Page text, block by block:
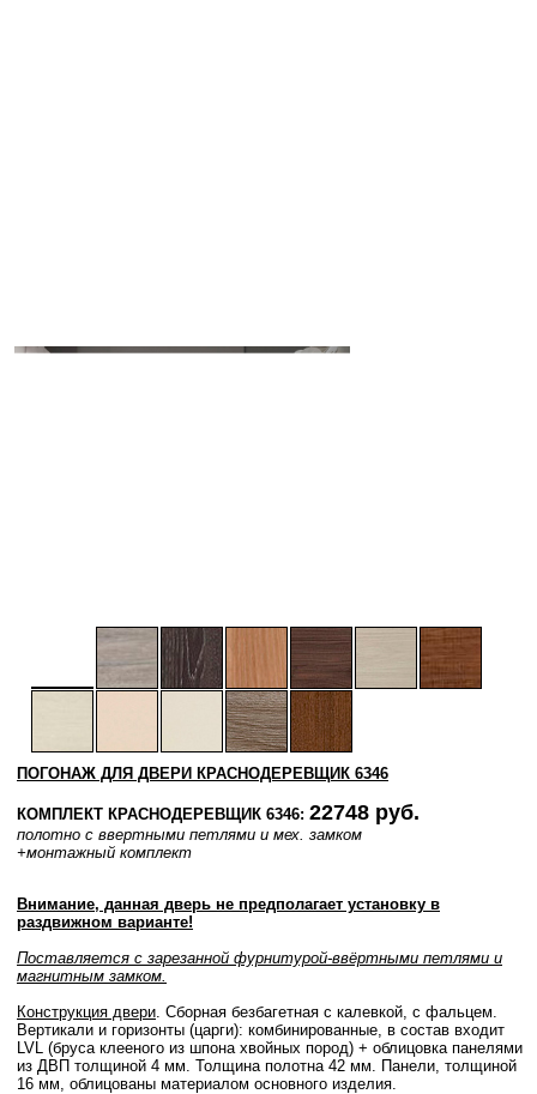
ПОГОНАЖ ДЛЯ ДВЕРИ КРАСНОДЕРЕВЩИК 6346
КОМПЛЕКТ КРАСНОДЕРЕВЩИК 6346: 22748 руб.
полотно с ввертными петлями и мех. замком
+монтажный комплект
Внимание, данная дверь не предполагает установку в
раздвижном варианте!
Поставляется с зарезанной фурнитурой-ввёртными петлями и
магнитным замком.
Конструкция двери. Сборная безбагетная с калевкой, с фальцем.
Вертикали и горизонты (царги): комбинированные, в состав входит
LVL (бруса клееного из шпона хвойных пород) + облицовка панелями
из ДВП толщиной 4 мм. Толщина полотна 42 мм. Панели, толщиной
16 мм, облицованы материалом основного изделия.